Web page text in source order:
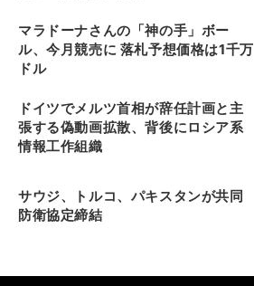
マラドーナさんの「神の手」ボー
ル、今月競売に 落札予想価格は1千万
ドル
ドイツでメルツ首相が辞任計画と主
張する偽動画拡散、背後にロシア系
情報工作組織
サウジ、トルコ、パキスタンが共同
防衛協定締結